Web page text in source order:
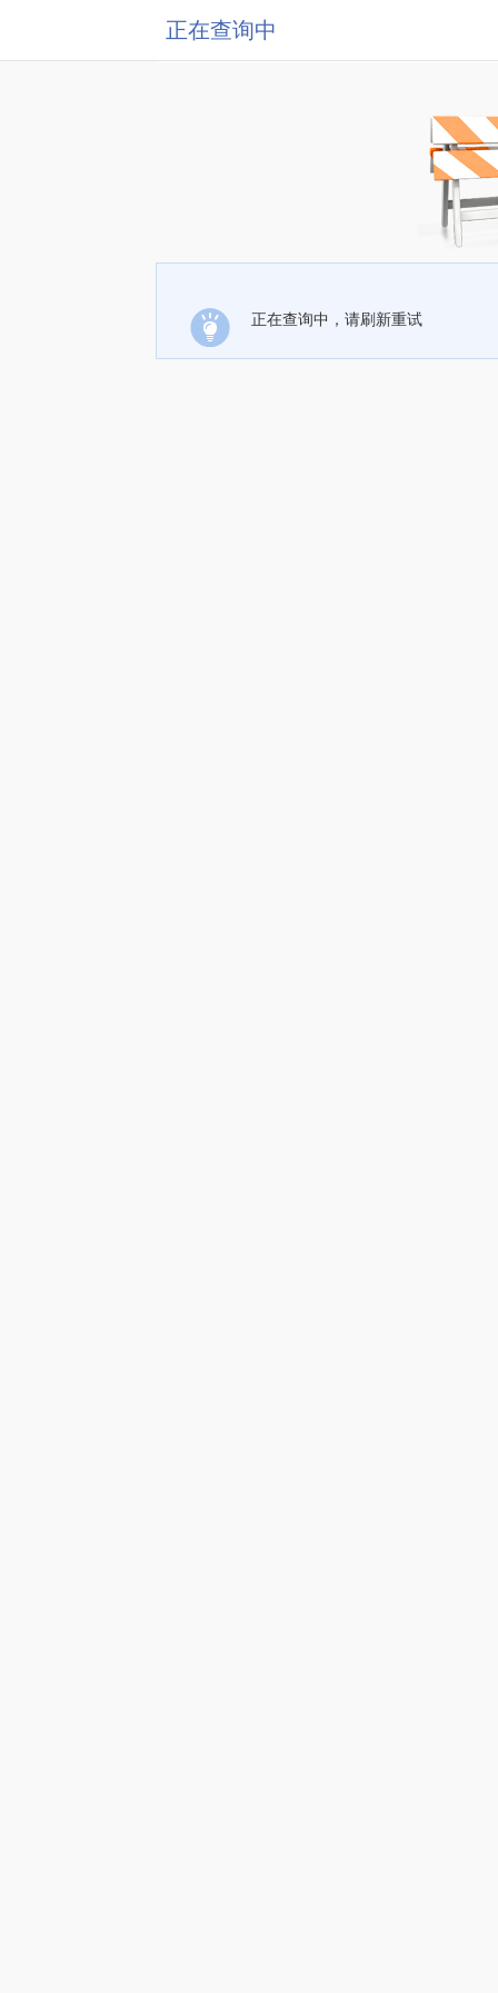
正在查询中
正在查询中，请刷新重试